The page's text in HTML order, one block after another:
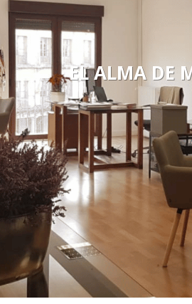
EL ALMA DE